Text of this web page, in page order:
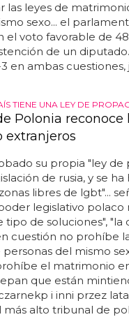
las leyes de
sexo... el
el voto favorable de
de un
en ambas
TIENE UNA LEY DE
Polonia reconoce
extranjeros
su propia "ley
de rusia, y se
libres de lgbt"...
legislativo polaco
de soluciones", "la
cuestión no prohíbe
del mismo
el matrimonio
que están
i inni przez
más alto tribunal de